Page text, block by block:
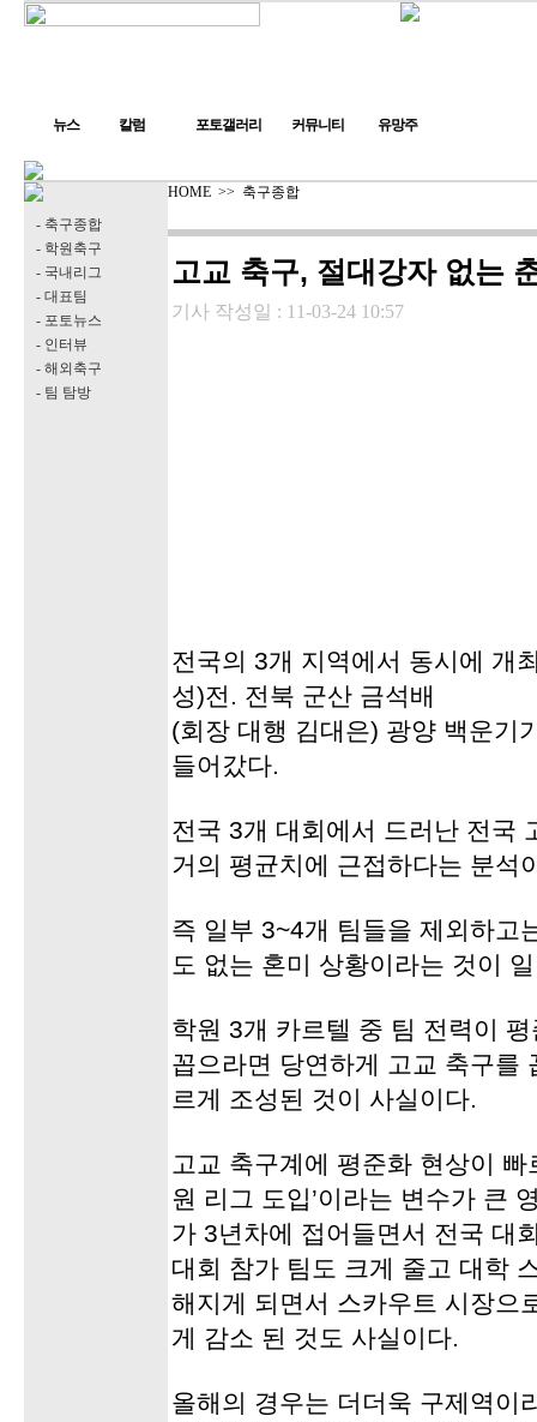
뉴스 칼럼 포토갤러리 커뮤니티 유망주
- 축구종합
- 학원축구
- 국내리그
- 대표팀
- 포토뉴스
- 인터뷰
- 해외축구
- 팀 탐방
HOME >> 축구종합
고교 축구, 절대강자 없는
기사 작성일 : 11-03-24 10:57
전국의 3개 지역에서 동시에 개
성)전. 전북 군산 금석배
(회장 대행 김대은) 광양 백운기
들어갔다.
전국 3개 대회에서 드러난 전국
거의 평균치에 근접하다는 분석
즉 일부 3~4개 팀들을 제외하고
도 없는 혼미 상황이라는 것이
학원 3개 카르텔 중 팀 전력이
꼽으라면 당연하게 고교 축구를
르게 조성된 것이 사실이다.
고교 축구계에 평준화 현상이
원 리그 도입’이라는 변수가 큰
가 3년차에 접어들면서 전국 대
대회 참가 팀도 크게 줄고 대학
해지게 되면서 스카우트 시장으
게 감소 된 것도 사실이다.
올해의 경우는 더더욱 구제역이